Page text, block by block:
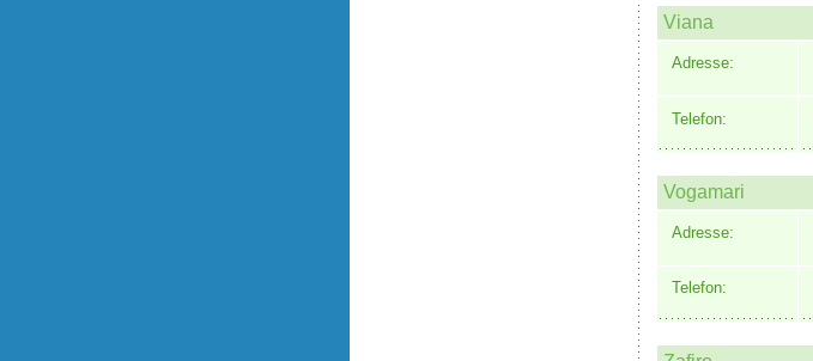
Viana
Adresse:
Telefon:
Vogamari
Adresse:
Telefon: